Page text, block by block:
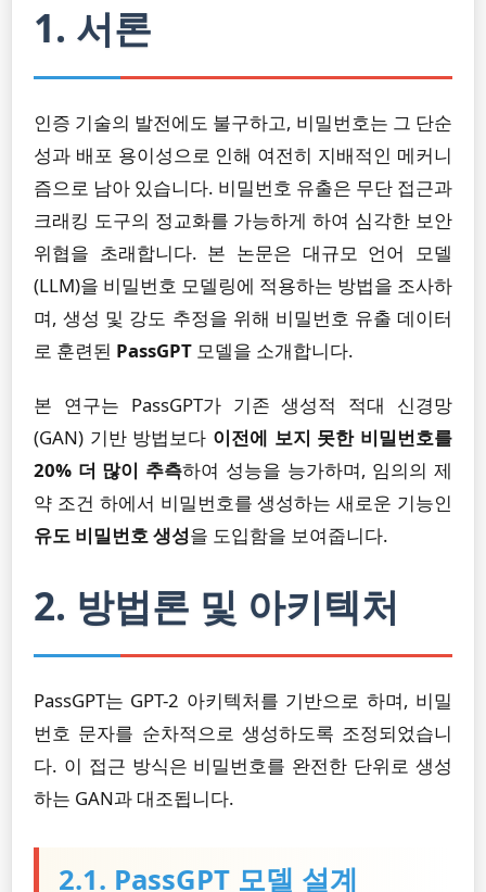
1. 서론
인증 기술의 발전에도 불구하고, 비밀번호는 그 단순
성과 배포 용이성으로 인해 여전히 지배적인 메커니
즘으로 남아 있습니다. 비밀번호 유출은 무단 접근과
크래킹 도구의 정교화를 가능하게 하여 심각한 보안
위협을 초래합니다. 본 논문은 대규모 언어 모델
(LLM)을 비밀번호 모델링에 적용하는 방법을 조사하
며, 생성 및 강도 추정을 위해 비밀번호 유출 데이터
로 훈련된 PassGPT 모델을 소개합니다.
본 연구는 PassGPT가 기존 생성적 적대 신경망
(GAN) 기반 방법보다 이전에 보지 못한 비밀번호를
20% 더 많이 추측하여 성능을 능가하며, 임의의 제
약 조건 하에서 비밀번호를 생성하는 새로운 기능인
유도 비밀번호 생성을 도입함을 보여줍니다.
2. 방법론 및 아키텍처
PassGPT는 GPT-2 아키텍처를 기반으로 하며, 비밀
번호 문자를 순차적으로 생성하도록 조정되었습니
다. 이 접근 방식은 비밀번호를 완전한 단위로 생성
하는 GAN과 대조됩니다.
2.1. PassGPT 모델 설계